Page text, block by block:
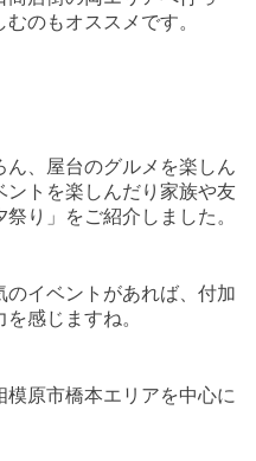
のもオススメです。
、屋台のグルメを楽しん
ントを楽しんだり家族や友
り」をご紹介しました。
イベントがあれば、付加
感じますね。
模原市橋本エリアを中心に